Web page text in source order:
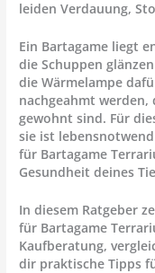
leiden Verdauung,
Ein Bartagame liegt
die Schuppen
die Wärmelampe
nachgeahmt
gewohnt sind. Für
sie ist
für Bartagame
Gesundheit deines
In diesem Ratgeber
für Bartagame
Kaufberatung,
dir praktische Tipps